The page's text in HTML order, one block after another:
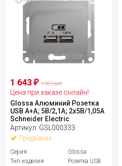
1 643 ₽ 1 825 руб.
Цена при заказе онлайн!
Glossa Алюминий Розетка
USB A+A; 5В/2,1А; 2x5В/1,05А
Schneider Electric
Артикул: GSL000333
Предзаказ
Серия
Glossa
Тип изделия
Розетка USB